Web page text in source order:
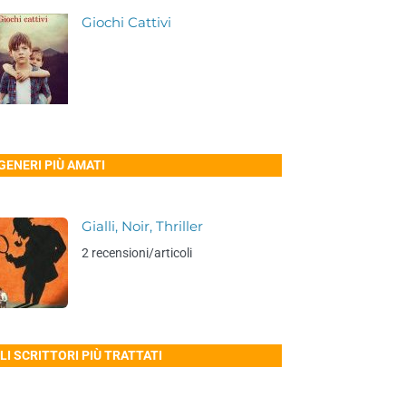
Giochi Cattivi
PIÙ AMATI
Gialli, Noir, Thriller
2 recensioni/articoli
SCRITTORI PIÙ TRATTATI